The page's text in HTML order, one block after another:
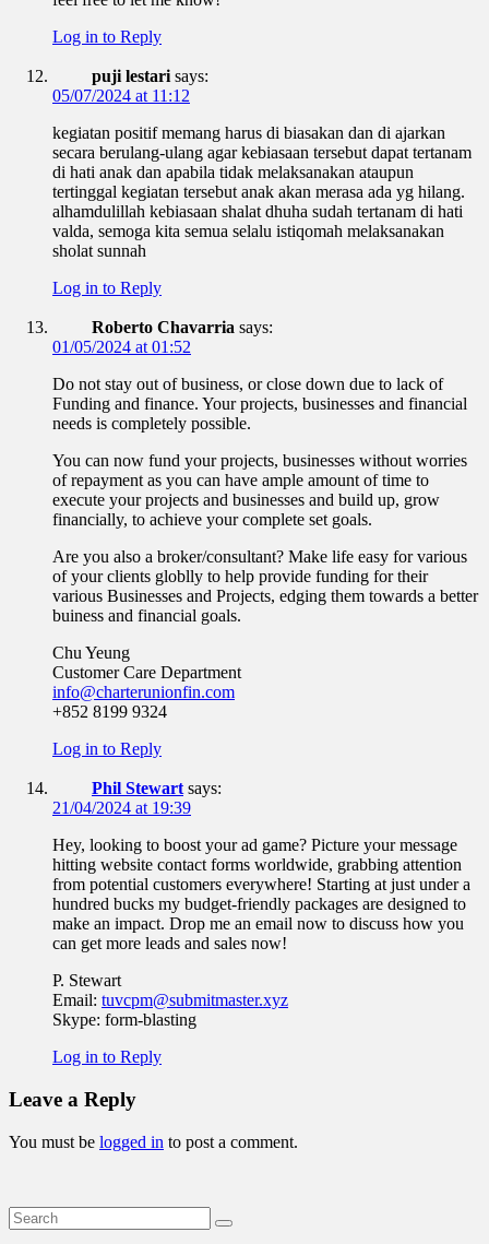
Log in to Reply
puji lestari says:
05/07/2024 at 11:12
kegiatan positif memang harus di biasakan dan di ajarkan
secara berulang-ulang agar kebiasaan tersebut dapat tertanam
di hati anak dan apabila tidak melaksanakan ataupun
tertinggal kegiatan tersebut anak akan merasa ada yg hilang.
alhamdulillah kebiasaan shalat dhuha sudah tertanam di hati
valda, semoga kita semua selalu istiqomah melaksanakan
sholat sunnah
Log in to Reply
Roberto Chavarria says:
01/05/2024 at 01:52
Do not stay out of business, or close down due to lack of
Funding and finance. Your projects, businesses and financial
needs is completely possible.
You can now fund your projects, businesses without worries
of repayment as you can have ample amount of time to
execute your projects and businesses and build up, grow
financially, to achieve your complete set goals.
Are you also a broker/consultant? Make life easy for various
of your clients globlly to help provide funding for their
various Businesses and Projects, edging them towards a better
buiness and financial goals.
Chu Yeung
Customer Care Department
info@charterunionfin.com
+852 8199 9324
Log in to Reply
Phil Stewart says:
21/04/2024 at 19:39
Hey, looking to boost your ad game? Picture your message
hitting website contact forms worldwide, grabbing attention
from potential customers everywhere! Starting at just under a
hundred bucks my budget-friendly packages are designed to
make an impact. Drop me an email now to discuss how you
can get more leads and sales now!
P. Stewart
Email: tuvcpm@submitmaster.xyz
Skype: form-blasting
Log in to Reply
Leave a Reply
You must be logged in to post a comment.